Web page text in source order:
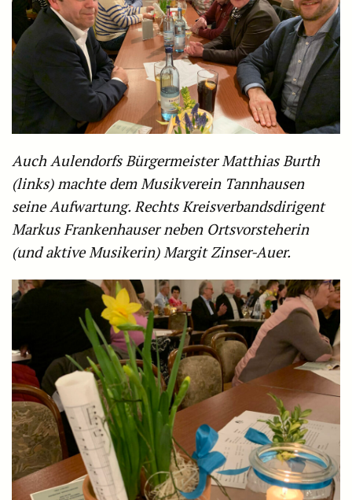
Auch Aulendorfs Bürgermeister Matthias Burth
(links) machte dem Musikverein Tannhausen
seine Aufwartung. Rechts Kreisverbandsdirigent
Markus Frankenhauser neben Ortsvorsteherin
(und aktive Musikerin) Margit Zinser-Auer.